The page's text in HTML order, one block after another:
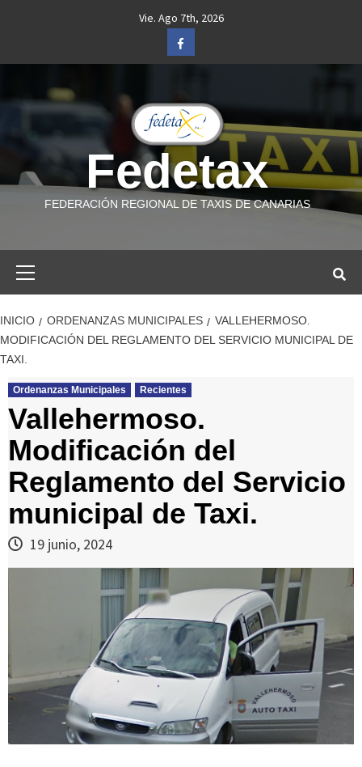
Vie. Ago 7th, 2026
Facebook
Fedetax
FEDERACIÓN REGIONAL DE TAXIS DE CANARIAS
INICIO ORDENANZAS MUNICIPALES
VALLEHERMOSO.
MODIFICACIÓN DEL REGLAMENTO DEL SERVICIO MUNICIPAL DE
TAXI.
Ordenanzas Municipales Recientes
Vallehermoso.
Modificación del
Reglamento del Servicio
municipal de Taxi.
19 junio, 2024